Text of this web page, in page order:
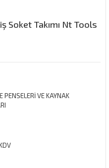
Soket Takımı Nt Tools
PENSELERİ VE KAYNAK